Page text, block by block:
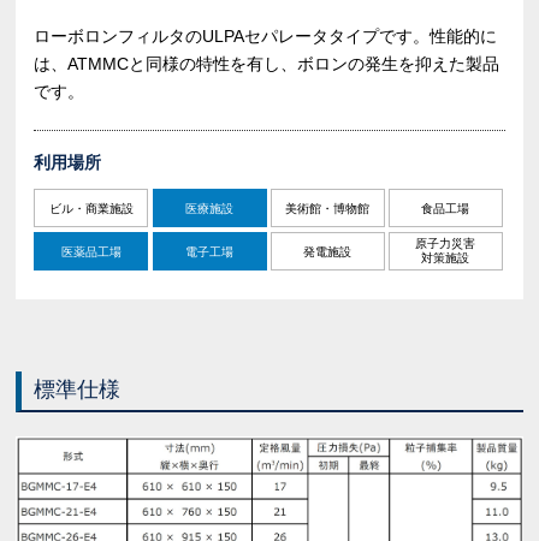
ローボロンフィルタのULPAセパレータタイプです。性能的に
は、ATMMCと同様の特性を有し、ボロンの発生を抑えた製品
です。
利用場所
ビル・商業施設 医療施設 美術館・博物館 食品工場
医薬品工場 電子工場 発電施設
原子力災害
対策施設
標準仕様